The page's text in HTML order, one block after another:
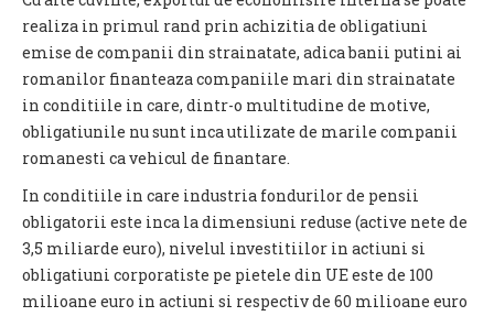
realiza in primul rand prin achizitia de obligatiuni
emise de companii din strainatate, adica banii putini ai
romanilor finanteaza companiile mari din strainatate
in conditiile in care, dintr-o multitudine de motive,
obligatiunile nu sunt inca utilizate de marile companii
romanesti ca vehicul de finantare.
In conditiile in care industria fondurilor de pensii
obligatorii este inca la dimensiuni reduse (active nete de
3,5 miliarde euro), nivelul investitiilor in actiuni si
obligatiuni corporatiste pe pietele din UE este de 100
milioane euro in actiuni si respectiv de 60 milioane euro